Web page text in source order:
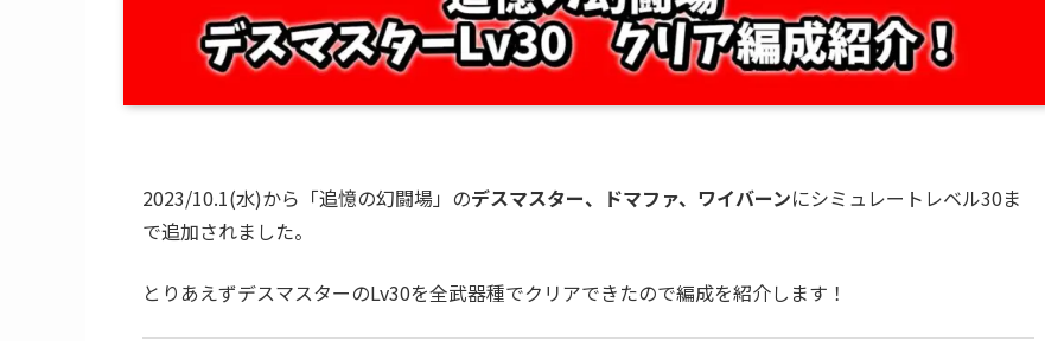
2023/10.1(水)から「追憶の幻闘場」のデスマスター、ドマファ、ワイバーンにシミュレートレベル30ま
で追加されました。
とりあえずデスマスターのLv30を全武器種でクリアできたので編成を紹介します！